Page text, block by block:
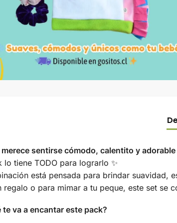
merece sentirse cómodo, calentito y
lo tiene TODO para lograrlo ✨
está pensada para brindar suavidad,
regalo o para mimar a tu peque, este set se
te va a encantar este pack?